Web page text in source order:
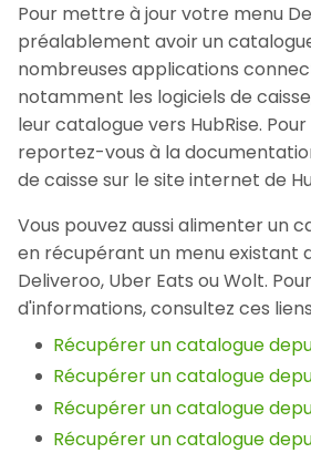
Pour mettre à jour votre menu
préalablement avoir un
nombreuses applications
notamment les logiciels de
leur catalogue vers HubRise.
reportez-vous à la
de caisse sur le site internet de
Vous pouvez aussi alimenter un
en récupérant un menu existant
Deliveroo, Uber Eats ou Wolt.
d'informations, consultez ces
Récupérer un catalogue
Récupérer un catalogue
Récupérer un catalogue
Récupérer un catalogue